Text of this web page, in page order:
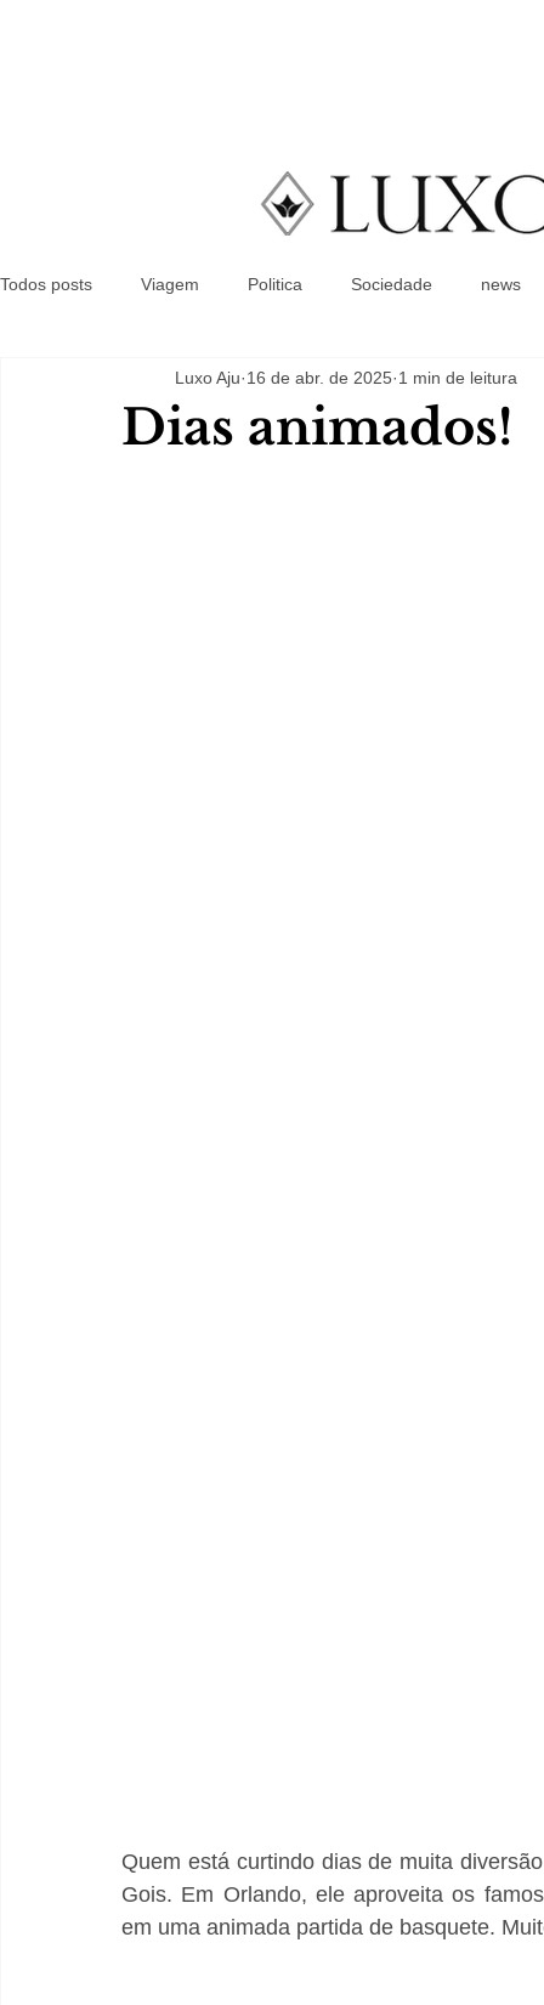
Todos posts Viagem Politica Sociedade news
Dias animados!
Luxo Aju 16 de abr. de 2025 1 min de leitura
Quem está curtindo dias de muita
Gois. Em Orlando, ele aproveita os
em uma animada partida de basquete.